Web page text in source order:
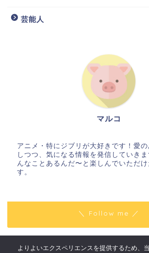
芸能人
マルコ
アニメ・特にジブリが大好きです！愛
しつつ、気になる情報を発信していき
んなことあるんだ〜と楽しんでいただ
す。
＼ Follow me ／
よりよいエクスペリエンスを提供するため、